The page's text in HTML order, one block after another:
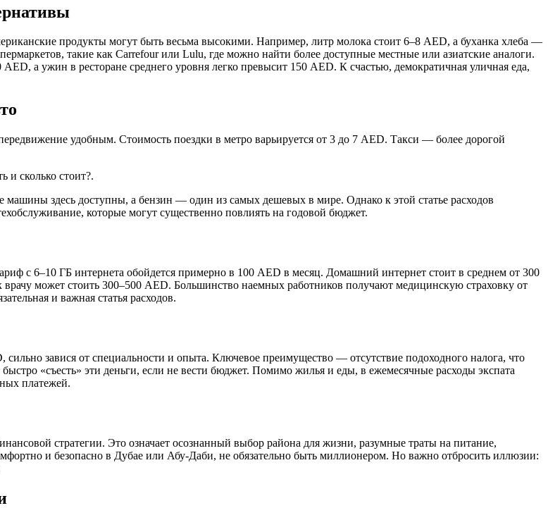
продукты могут быть весьма высокими. Например, литр молока стоит 6–8 AED, а буханка хлеба —
такие как Carrefour или Lulu, где можно найти более доступные местные или азиатские аналоги.
а ужин в ресторане среднего уровня легко превысит 150 AED. К счастью, демократичная уличная еда,
удобным. Стоимость поездки в метро варьируется от 3 до 7 AED. Такси — более дорогой
сколько стоит?.
здесь доступны, а бензин — один из самых дешевых в мире. Однако к этой статье расходов
которые могут существенно повлиять на годовой бюджет.
с 6–10 ГБ интернета обойдется примерно в 100 AED в месяц. Домашний интернет стоит в среднем от 300
может стоить 300–500 AED. Большинство наемных работников получают медицинскую страховку от
и важная статья расходов.
сильно завися от специальности и опыта. Ключевое преимущество — отсутствие подоходного налога, что
«съесть» эти деньги, если не вести бюджет. Помимо жилья и еды, в ежемесячные расходы экспата
платежей.
стратегии. Это означает осознанный выбор района для жизни, разумные траты на питание,
и безопасно в Дубае или Абу-Даби, не обязательно быть миллионером. Но важно отбросить иллюзии: